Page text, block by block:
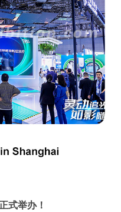
式举办！